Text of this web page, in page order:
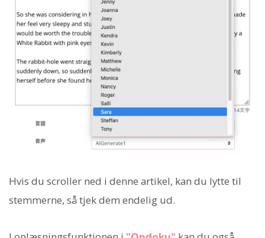
Hvis du scroller ned i denne artikel, kan du lytte til
stemmerne, så tjek dem endelig ud.